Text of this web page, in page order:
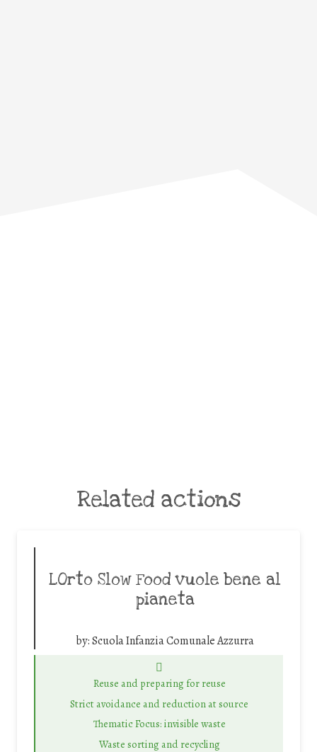
Related actions
LOrto Slow Food vuole bene al
pianeta
by:Scuola Infanzia Comunale Azzurra
Reuse and preparing for reuse
Strict avoidance and reduction at source
Thematic Focus: invisible waste
Waste sorting and recycling